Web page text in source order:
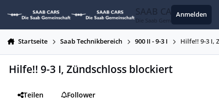
SAAB CARS
Die Saab Gemeinschaft
Anmelden
Startseite Saab Technikbereich 900 II - 9-3 I Hilfe!! 9-3 I,
Hilfe!! 9-3 I, Zündschloss blockiert
Teilen
Follower